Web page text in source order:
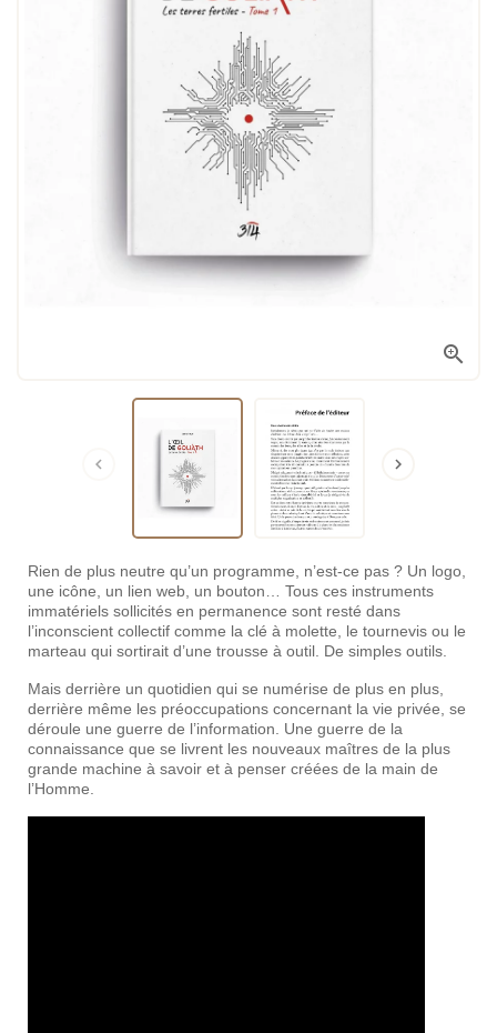

 
Rien de plus neutre qu’un programme, n’est-ce pas ? Un logo,
une icône, un lien web, un bouton… Tous ces instruments
immatériels sollicités en permanence sont resté dans
l’inconscient collectif comme la clé à molette, le tournevis ou le
marteau qui sortirait d’une trousse à outil. De simples outils.
Mais derrière un quotidien qui se numérise de plus en plus,
derrière même les préoccupations concernant la vie privée, se
déroule une guerre de l’information. Une guerre de la
connaissance que se livrent les nouveaux maîtres de la plus
grande machine à savoir et à penser créées de la main de
l’Homme.